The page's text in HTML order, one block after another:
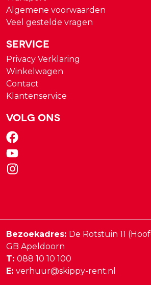
Algemene voorwaarden
Veel gestelde vragen
Service
Privacy Verklaring
Winkelwagen
Contact
Klantenservice
Volg ons
Bezoekadres: De Rotstuin 11
GB Apeldoorn
T: 088 10 10 100
E: verhuur@skippy-rent.nl